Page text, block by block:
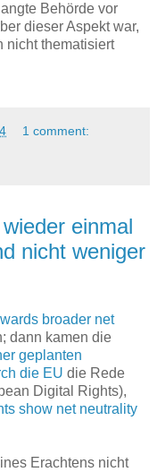
Behörde vor
dieser Aspekt war,
nicht thematisiert
1 comment:
einmal
nicht weniger
broader net
dann kamen die
geplanten
die EU die Rede
Digital Rights),
show net neutrality
Erachtens nicht